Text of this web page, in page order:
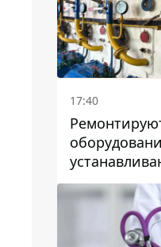
17:40
как в